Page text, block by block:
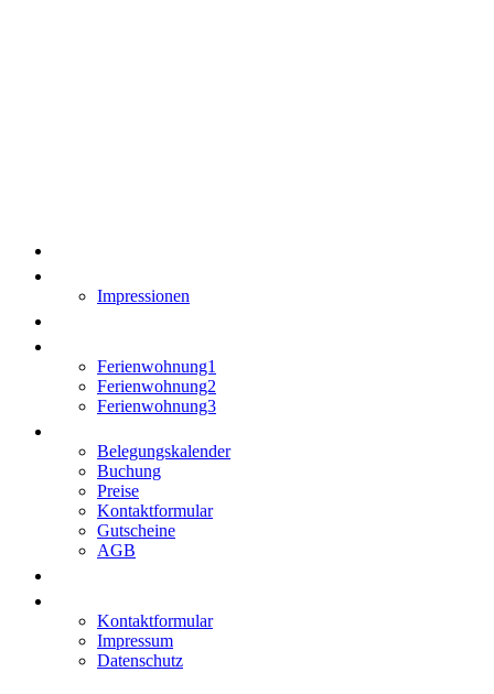
Impressionen
Ferienwohnung1
Ferienwohnung2
Ferienwohnung3
Belegungskalender
Buchung
Preise
Kontaktformular
Gutscheine
AGB
Kontaktformular
Impressum
Datenschutz